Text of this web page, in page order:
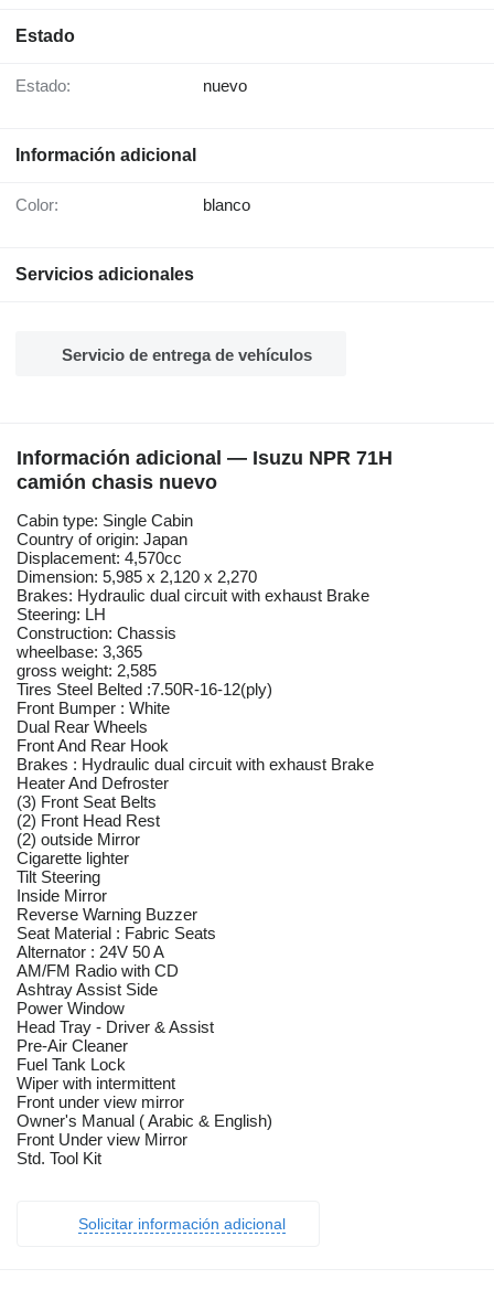
Estado
Estado: nuevo
Información adicional
Color: blanco
Servicios adicionales
Servicio de entrega de vehículos
Información adicional — Isuzu NPR 71H
camión chasis nuevo
Cabin type: Single Cabin
Country of origin: Japan
Displacement: 4,570cc
Dimension: 5,985 x 2,120 x 2,270
Brakes: Hydraulic dual circuit with exhaust Brake
Steering: LH
Construction: Chassis
wheelbase: 3,365
gross weight: 2,585
Tires Steel Belted :7.50R-16-12(ply)
Front Bumper : White
Dual Rear Wheels
Front And Rear Hook
Brakes : Hydraulic dual circuit with exhaust Brake
Heater And Defroster
(3) Front Seat Belts
(2) Front Head Rest
(2) outside Mirror
Cigarette lighter
Tilt Steering
Inside Mirror
Reverse Warning Buzzer
Seat Material : Fabric Seats
Alternator : 24V 50 A
AM/FM Radio with CD
Ashtray Assist Side
Power Window
Head Tray - Driver & Assist
Pre-Air Cleaner
Fuel Tank Lock
Wiper with intermittent
Front under view mirror
Owner's Manual ( Arabic & English)
Front Under view Mirror
Std. Tool Kit
Solicitar información adicional